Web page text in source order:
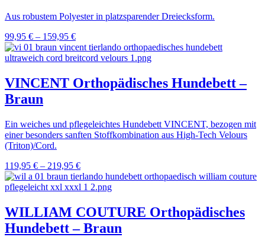
Aus robustem Polyester in platzsparender Dreiecksform.
99,95 € – 159,95 €
VINCENT Orthopädisches Hundebett –
Braun
Ein weiches und pflegeleichtes Hundebett VINCENT, bezogen mit
einer besonders sanften Stoffkombination aus High-Tech Velours
(Triton)/Cord.
119,95 € – 219,95 €
WILLIAM COUTURE Orthopädisches
Hundebett – Braun